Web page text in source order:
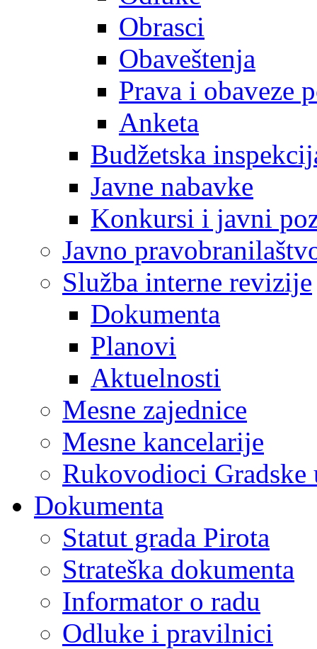
Obrasci
Obaveštenja
Prava i obaveze
Anketa
Budžetska
Javne nabavke
Konkursi i javni
Javno
Služba interne revizije
Dokumenta
Planovi
Aktuelnosti
Mesne zajednice
Mesne kancelarije
Rukovodioci Gradske
Dokumenta
Statut grada Pirota
Strateška dokumenta
Informator o radu
Odluke i pravilnici